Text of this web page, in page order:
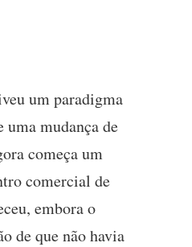
um paradigma
mudança de
começa um
comercial de
embora o
de que não havia